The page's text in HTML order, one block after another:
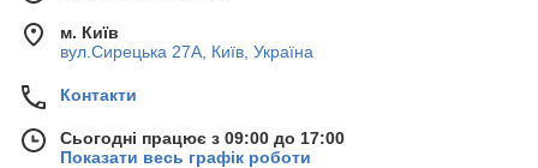
м. Київ
вул.Сирецька 27А, Київ, Україна
Контакти
Сьогодні працює з 09:00 до 17:00
Показати весь графік роботи